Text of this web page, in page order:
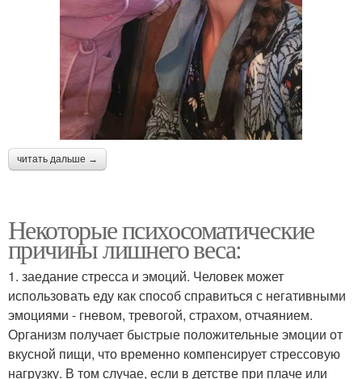
читать дальше →
Некоторые психосоматические
причины лишнего веса:
1. заедание стресса и эмоций. Человек может
использовать еду как способ справиться с негативными
эмоциями - гневом, тревогой, страхом, отчаянием.
Организм получает быстрые положительные эмоции от
вкусной пищи, что временно компенсирует стрессовую
нагрузку. В том случае, если в детстве при плаче или